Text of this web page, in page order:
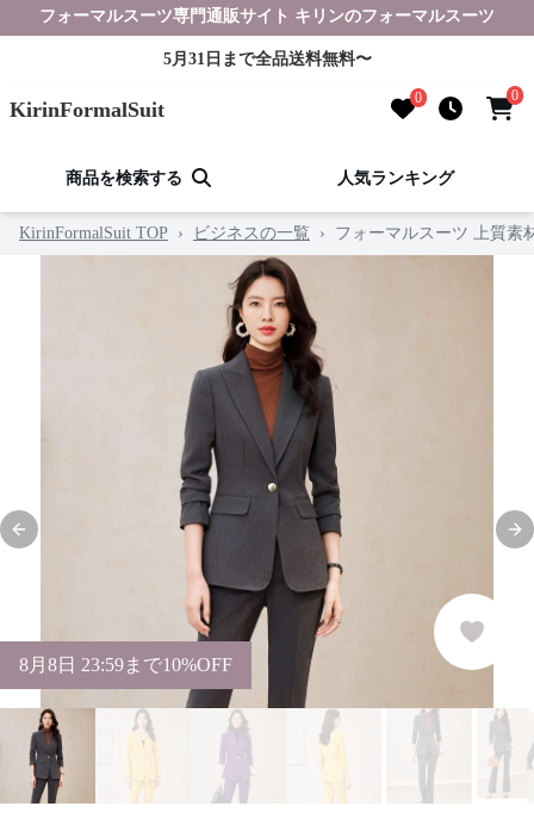
フォーマルスーツ専門通販サイト キリンのフォーマルスーツ
5月31日まで全品送料無料〜
KirinFormalSuit 0 0
商品を検索する 人気ランキング
KirinFormalSuit TOP › ビジネスの一覧 › フォーマルスーツ 上質素
Previous slide
8月 8日 23:59まで10%OFF